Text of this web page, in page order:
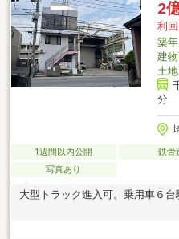
2
利回
築年
建
土
分
1週間以内公開 鉄骨
写真あり
大型トラック進入可。乗用車６台